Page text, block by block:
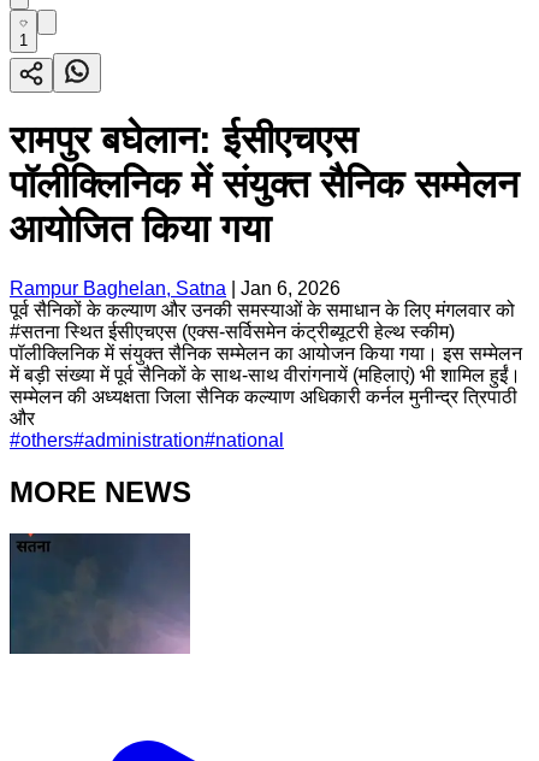
1
रामपुर बघेलान: ईसीएचएस
पॉलीक्लिनिक में संयुक्त सैनिक सम्मेलन
आयोजित किया गया
Rampur Baghelan, Satna
Jan 6, 2026
पूर्व सैनिकों के कल्याण और उनकी समस्याओं के समाधान के लिए मंगलवार को
#सतना स्थित ईसीएचएस (एक्स-सर्विसमेन कंट्रीब्यूटरी हेल्थ स्कीम)
पॉलीक्लिनिक में संयुक्त सैनिक सम्मेलन का आयोजन किया गया। इस सम्मेलन
में बड़ी संख्या में पूर्व सैनिकों के साथ-साथ वीरांगनायें (महिलाएं) भी शामिल हुईं।
सम्मेलन की अध्यक्षता जिला सैनिक कल्याण अधिकारी कर्नल मुनीन्द्र त्रिपाठी
और
#others#administration#national
MORE NEWS